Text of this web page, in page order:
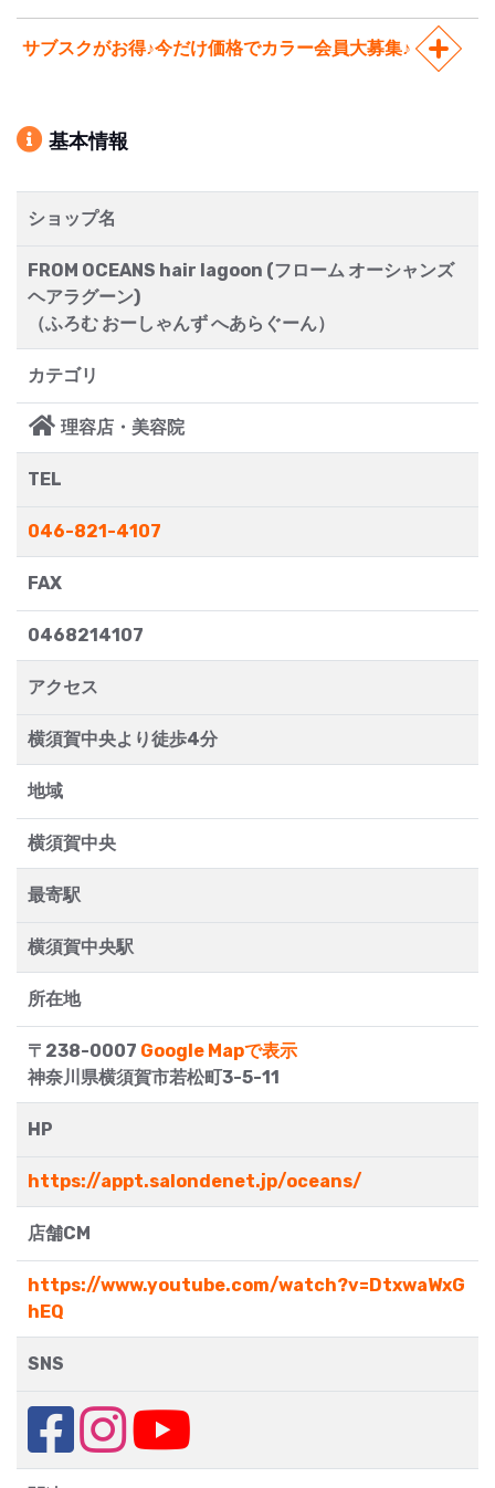
サブスクがお得♪今だけ価格でカラー会員大募集♪
基本情報
ショップ名
FROM OCEANS hair lagoon (フローム オーシャンズ
ヘアラグーン)
（ふろむ おーしゃんず へあらぐーん）
カテゴリ
理容店・美容院
TEL
046-821-4107
FAX
0468214107
アクセス
横須賀中央より徒歩4分
地域
横須賀中央
最寄駅
横須賀中央駅
所在地
〒238-0007 Google Mapで表示
神奈川県横須賀市若松町3-5-11
HP
https://appt.salondenet.jp/oceans/
店舗CM
https://www.youtube.com/watch?v=DtxwaWxG
hEQ
SNS